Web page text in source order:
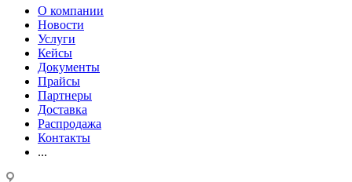
О компании
Новости
Услуги
Кейсы
Документы
Прайсы
Партнеры
Доставка
Распродажа
Контакты
...